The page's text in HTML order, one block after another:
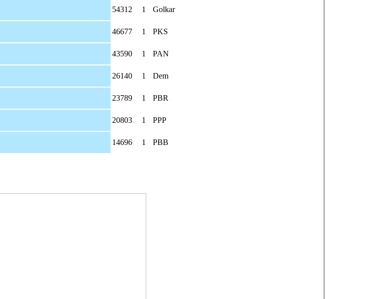
54312 1 Golkar
46677 1 PKS
43590 1 PAN
26140 1 Dem
23789 1 PBR
20803 1 PPP
14696 1 PBB